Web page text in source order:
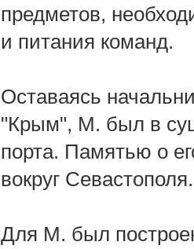
предметов,
и питания команд.
Оставаясь
"Крым", М. был в
порта. Памятью о
вокруг Севастополя.
Для М. был